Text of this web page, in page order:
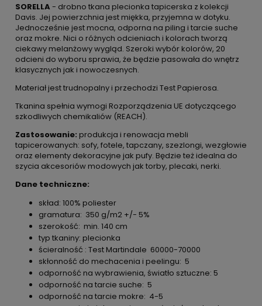
SORELLA- drobno tkana plecionka tapicerska z kolekcji
Davis. Jej powierzchnia jest miękka, przyjemna w dotyku.
Jednocześnie jest mocna, odporna na piling i tarcie suche
oraz mokre. Nici o różnych odcieniach i kolorach tworzą
ciekawy melanżowy wygląd. Szeroki wybór kolorów, 20
odcieni do wyboru sprawia, że będzie pasowała do wnętrz
klasycznych jak i nowoczesnych.
Materiał jest trudnopalny i przechodzi Test Papierosa.
Tkanina spełnia wymogi Rozporządzenia UE dotyczącego
szkodliwych chemikaliów (REACH).
Zastosowanie: produkcja i renowacja mebli
tapicerowanych: sofy, fotele, tapczany, szezlongi, wezgłowie
oraz elementy dekoracyjne jak pufy. Będzie też idealna do
szycia akcesoriów modowych jak torby, plecaki, nerki.
Dane techniczne:
skład: 100% poliester
gramatura: 350 g/m2 +/- 5%
szerokość: min. 140 cm
typ tkaniny: plecionka
ścieralność : Test Martindale 60000-70000
skłonność do mechacenia i peelingu: 5
odporność na wybrawienia, światło sztuczne: 5
odporność na tarcie suche: 5
odporność na tarcie mokre: 4-5